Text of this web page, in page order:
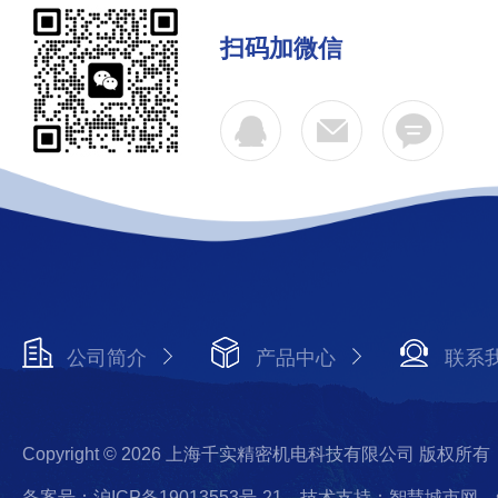
扫码加微信
公司简介 产品中心 联系
Copyright © 2026 上海千实精密机电科技有限公司 版权所有